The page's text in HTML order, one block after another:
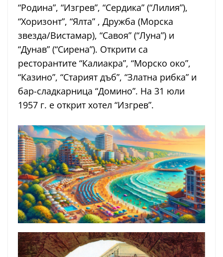
“Родина”, “Изгрев”, “Сердика” (“Лилия”),
“Хоризонт”, “Ялта” , Дружба (Морска
звезда/Вистамар), “Савоя” (“Луна”) и
“Дунав” (“Сирена”). Открити са
ресторантите “Калиакра”, “Морско око”,
“Казино”, “Старият дъб”, “Златна рибка” и
бар-сладкарница “Домино”. На 31 юли
1957 г. е открит хотел “Изгрев”.